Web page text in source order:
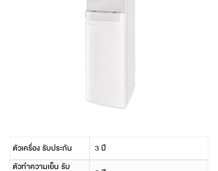
ตัวเครื่อง รับประกัน
3 ปี
ตัวทำความเย็น รับ